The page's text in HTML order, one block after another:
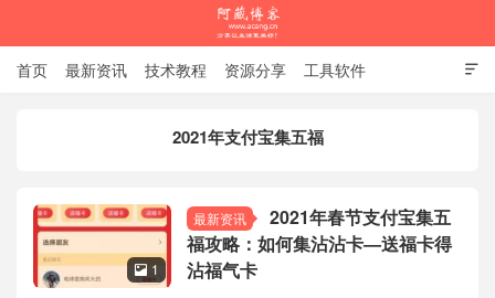

首页 最新资讯 技术教程 资源分享 工具软件
2021年支付宝集五福
最新资讯
2021年春节支付宝集五
福攻略：如何集沾沾卡—送福卡得
沾福气卡
 1